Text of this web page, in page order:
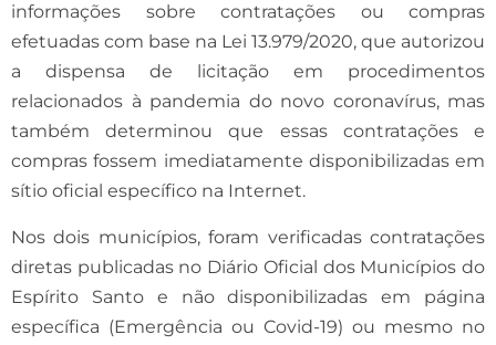
informações sobre contratações ou compras
efetuadas com base na Lei 13.979/2020, que autorizou
a dispensa de licitação em procedimentos
relacionados à pandemia do novo coronavírus, mas
também determinou que essas contratações e
compras fossem imediatamente disponibilizadas em
sítio oficial específico na Internet.
Nos dois municípios, foram verificadas contratações
diretas publicadas no Diário Oficial dos Municípios do
Espírito Santo e não disponibilizadas em página
específica (Emergência ou Covid-19) ou mesmo no